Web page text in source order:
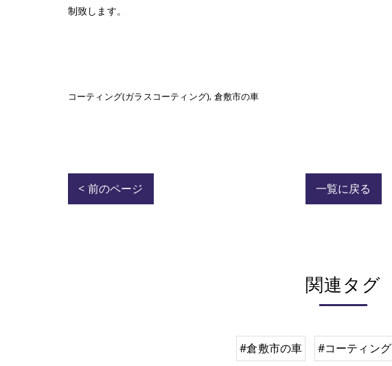
制致します。
コーティング(ガラスコーティング) 倉敷市の車
< 前のページ 一覧に戻る
関連タグ
#倉敷市の車 #コーティング